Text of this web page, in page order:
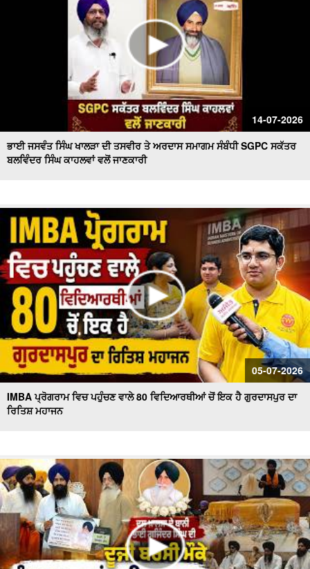
14-07-2026
ਭਾਈ ਜਸਵੰਤ ਸਿੰਘ ਖਾਲੜਾ ਦੀ ਤਸਵੀਰ ਤੇ ਅਰਦਾਸ ਸਮਾਗਮ ਸੰਬੰਧੀ SGPC ਸਕੱਤਰ
ਬਲਵਿੰਦਰ ਸਿੰਘ ਕਾਹਲਵਾਂ ਵਲੋਂ ਜਾਣਕਾਰੀ
05-07-2026
IMBA ਪ੍ਰੋਗਰਾਮ ਵਿਚ ਪਹੁੰਚਣ ਵਾਲੇ 80 ਵਿਦਿਆਰਥੀਆਂ ਚੋਂ ਇਕ ਹੈ ਗੁਰਦਾਸਪੁਰ ਦਾ
ਰਿਤਿਸ਼ ਮਹਾਜਨ